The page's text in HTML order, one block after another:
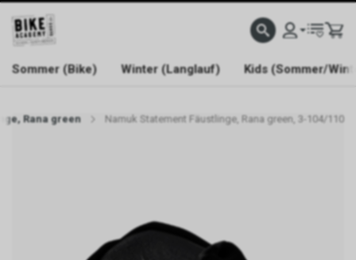
WELCOME TO BIKE ACADEMY
Sommer (Bike) Winter (Langlauf) Kids (Sommer/
Rana green Namuk Statement Fäustlinge, Rana green, 3-104/110